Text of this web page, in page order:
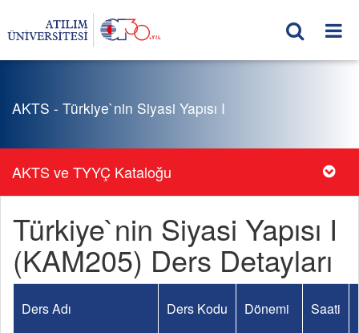
AKTS - Türkiye`nin Siyasi Yapısı I
AKTS ve TYYÇ Kataloğu
Türkiye`nin Siyasi Yapısı I
(KAM205) Ders Detayları
Ders Adı Ders Kodu Dönemi Saati